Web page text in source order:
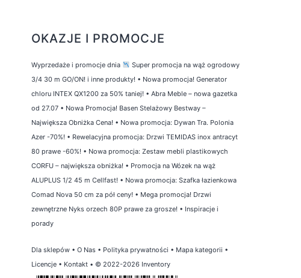
OKAZJE I PROMOCJE
Wyprzedaże i promocje dnia
Super promocja na wąż ogrodowy
3/4 30 m GO/ON! i inne produkty! • Nowa promocja! Generator
chloru INTEX QX1200 za 50% taniej! • Abra Meble – nowa gazetka
od 27.07 • Nowa Promocja! Basen Stelażowy Bestway –
Największa Obniżka Cena! • Nowa promocja: Dywan Tra. Polonia
Azer -70%! • Rewelacyjna promocja: Drzwi TEMIDAS inox antracyt
80 prawe -60%! • Nowa promocja: Zestaw mebli plastikowych
CORFU – największa obniżka! • Promocja na Wózek na wąż
ALUPLUS 1/2 45 m Cellfast! • Nowa promocja: Szafka łazienkowa
Comad Nova 50 cm za pół ceny! • Mega promocja! Drzwi
zewnętrzne Nyks orzech 80P prawe za grosze! • Inspiracje i
porady
Dla sklepów • O Nas • Polityka prywatności • Mapa kategorii •
Licencje • Kontakt • © 2022-2026 Inventory